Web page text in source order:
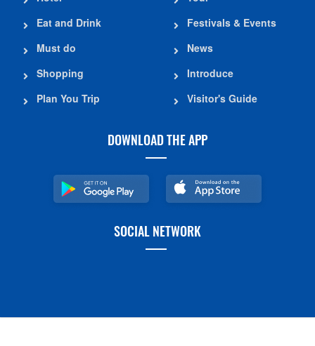
Eat and Drink
Must do
Shopping
Plan You Trip
Festivals & Events
News
Introduce
Visitor's Guide
DOWNLOAD THE APP
SOCIAL NETWORK